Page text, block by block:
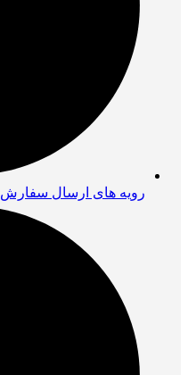
رویه های ارسال سفارش